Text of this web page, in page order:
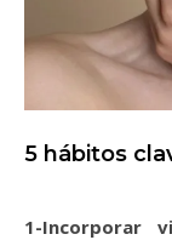
5 hábitos
1-Incorporar